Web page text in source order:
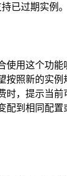
已过期实例。
使用这个功能
按照新的实例
时，提示当
配到相同配